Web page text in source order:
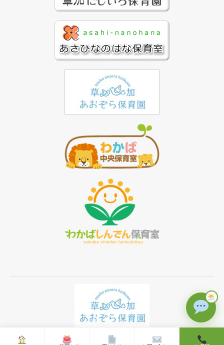
Ⓒ 2019 草加あおぞら保育園 All rights reserved.